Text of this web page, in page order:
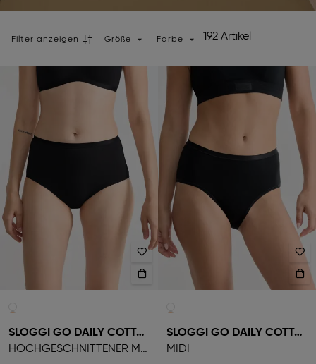
Filter anzeigen Größe Farbe 192 Artikel
SLOGGI GO DAILY COTTON
HOCHGESCHNITTENER MIEDERSLIP
SLOGGI GO DAILY COTTON
MIDI